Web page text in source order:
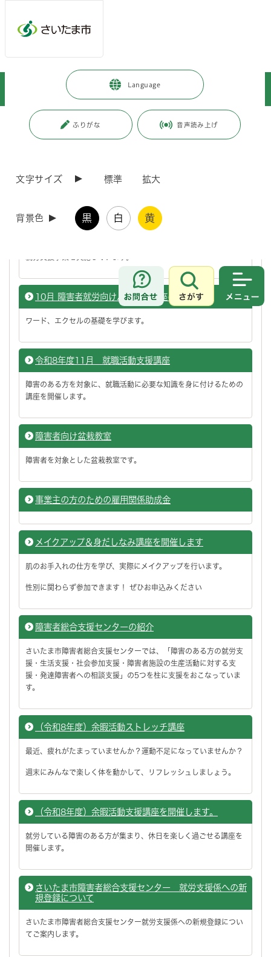
Language
ふりがな 音声読み上げ
文字サイズ 標準 拡大
背景色 黒 白 黄
お問合せ
さがす
人生のできごと > 就職・仕事
就労支援の制度・施策
ページ番号：J004925
との一体的実施事業）
さいたま市と埼玉労働局は、雇用、福祉施策等を一体的に実施する
10月 障害者就労向けパソコン講座(初・中級)
ワード、エクセルの基礎を学びます。
令和8年度11月 就職活動支援講座
障害のある方を対象に、就職活動に必要な知識を身に付けるための
講座を開催します。
障害者向け盆栽教室
障害者を対象とした盆栽教室です。
事業主の方のための雇用関係助成金
メイクアップ＆身だしなみ講座を開催します
肌のお手入れの仕方を学び、実際にメイクアップを行います。
性別に関わらず参加できます！ ぜひお申込みください
障害者総合支援センターの紹介
さいたま市障害者総合支援センターでは、「障害のある方の就労支
援・生活支援・社会参加支援・障害者施設の生産活動に対する支
援・発達障害者への相談支援」の5つを柱に支援をおこなっていま
す。
（令和8年度）余暇活動ストレッチ講座
最近、疲れがたまっていませんか？運動不足になっていませんか？
週末にみんなで楽しく体を動かして、リフレッシュしましょう。
（令和8年度）余暇活動支援講座を開催します。
就労している障害のある方が集まり、休日を楽しく過ごせる講座を
開催します。
さいたま市障害者総合支援センター 就労支援係への新
規登録について
さいたま市障害者総合支援センター就労支援係への新規登録につい
てご案内します。